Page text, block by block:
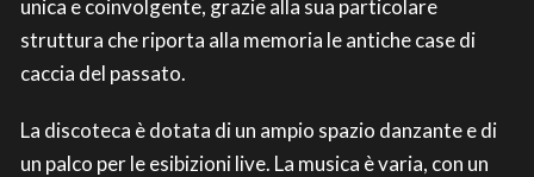
unica e coinvolgente, grazie alla sua particolare
struttura che riporta alla memoria le antiche case di
caccia del passato.
La discoteca è dotata di un ampio spazio danzante e di
un palco per le esibizioni live. La musica è varia, con un